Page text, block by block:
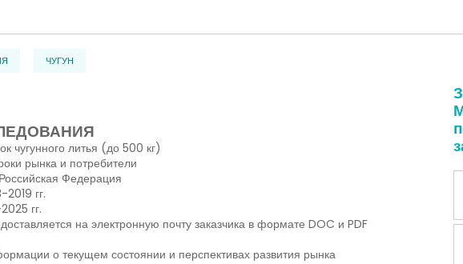
ЧУГУН
чугунного литья (до 500 кг)
рынка и потребители
Федерация
гг.
гг.
на электронную почту заказчика в формате DOC и PDF
о текущем состоянии и перспективах развития рынка